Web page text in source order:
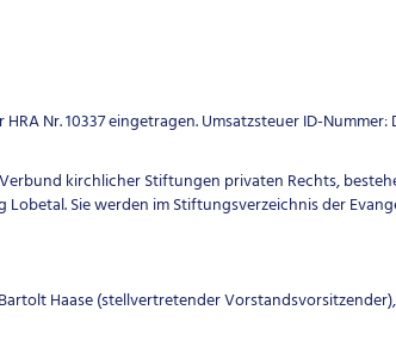
Nr. 10337 eingetragen. Umsatzsteuer ID-Nummer:
kirchlicher Stiftungen privaten Rechts,
Sie werden im Stiftungsverzeichnis der
Haase (stellvertretender